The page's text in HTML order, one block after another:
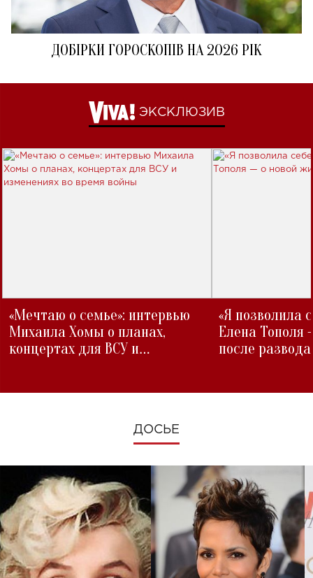
ДОБІРКИ ГОРОСКОПІВ НА 2026 РІК
ЭКСКЛЮЗИВ
«Мечтаю о семье»: интервью
Михаила Хомы о планах,
концертах для ВСУ и
«Я позволила
Елена Тополя
после развода
ДОСЬЕ